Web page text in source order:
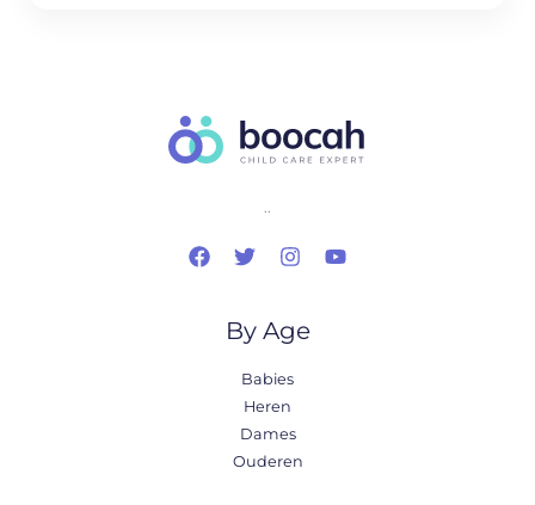
..
By Age
Babies
Heren
Dames
Ouderen